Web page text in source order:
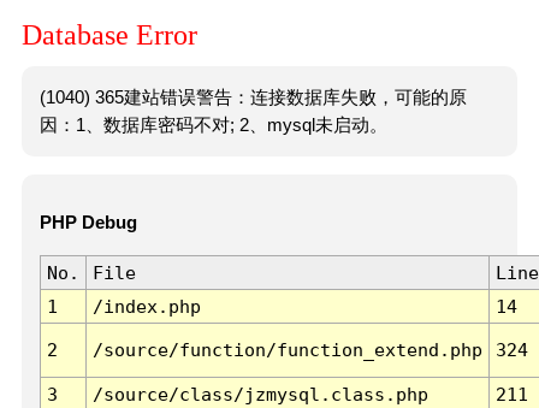
Database Error
(1040) 365建站错误警告：连接数据库失败，可能的原
因：1、数据库密码不对; 2、mysql未启动。
PHP Debug
No. File
Line
1
/index.php 14
2 /source/function/function_extend.php 324
3 /source/class/jzmysql.class.php
211